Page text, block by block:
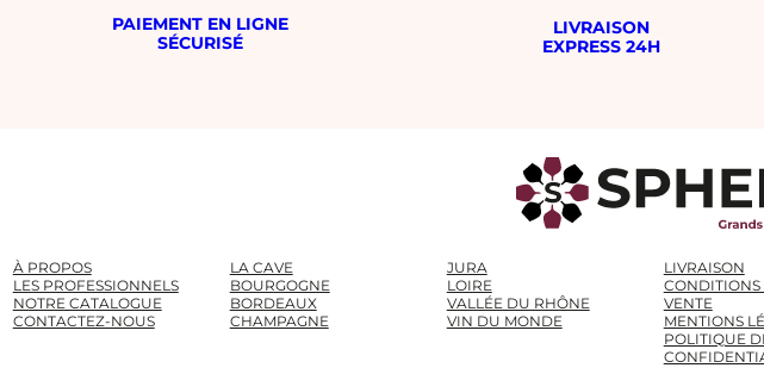
PAIEMENT EN LIGNE
SÉCURISÉ
LIVRAISON
EXPRESS 24H
À PROPOS
LES PROFESSIONNELS
NOTRE CATALOGUE
CONTACTEZ-NOUS
LA CAVE
BOURGOGNE
BORDEAUX
CHAMPAGNE
JURA
LOIRE
VALLÉE DU RHÔNE
VIN DU MONDE
LIVRAISON
CONDITIONS
VENTE
MENTIONS
POLITIQUE